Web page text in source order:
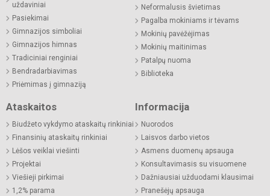
uždaviniai
Pasiekimai
Gimnazijos simboliai
Gimnazijos himnas
Tradiciniai renginiai
Bendradarbiavimas
Priėmimas į gimnaziją
Neformalusis švietimas
Pagalba mokiniams ir tėvams
Mokinių pavėžėjimas
Mokinių maitinimas
Patalpų nuoma
Biblioteka
Ataskaitos
Biudžeto vykdymo ataskaitų rinkiniai
Finansinių ataskaitų rinkiniai
Lėšos veiklai viešinti
Projektai
Viešieji pirkimai
1,2% parama
Informacija
Nuorodos
Laisvos darbo vietos
Asmens duomenų apsauga
Konsultavimasis su visuomene
Dažniausiai užduodami klausimai
Pranešėjų apsauga